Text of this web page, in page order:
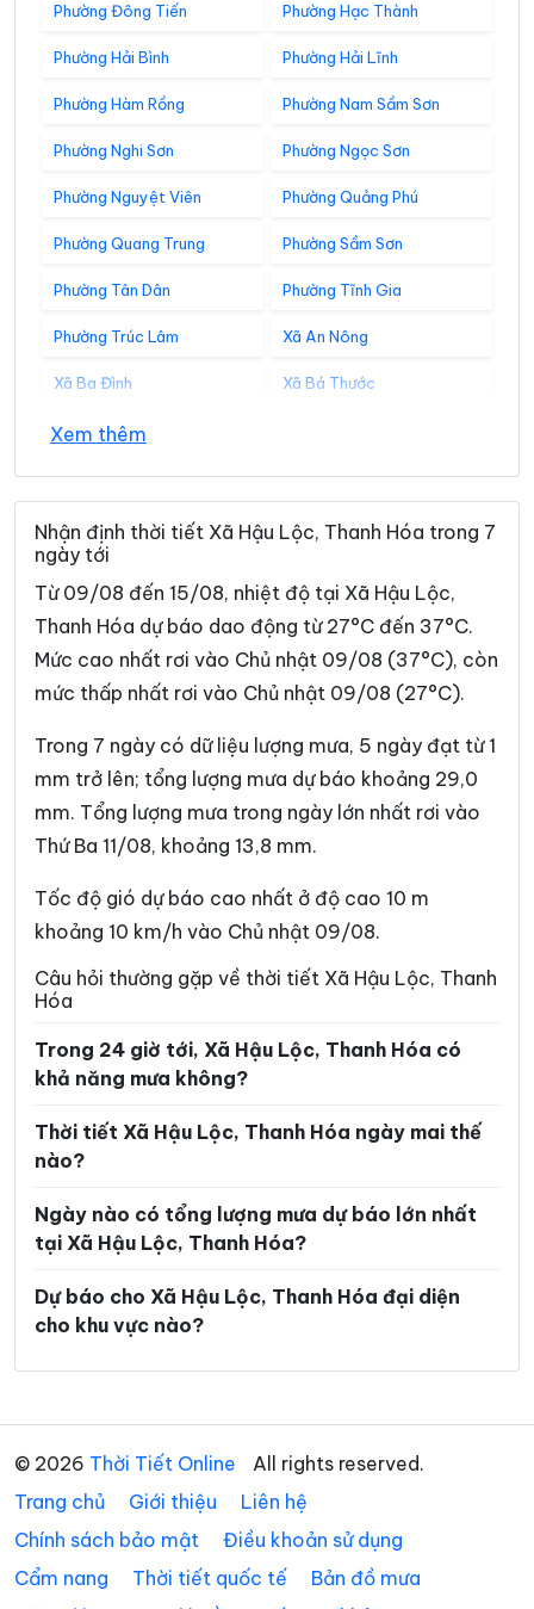
Phường Đông Tiến Phường Hạc Thành
Phường Hải Bình Phường Hải Lĩnh
Phường Hàm Rồng Phường Nam Sầm Sơn
Phường Nghi Sơn Phường Ngọc Sơn
Phường Nguyệt Viên Phường Quảng Phú
Phường Quang Trung Phường Sầm Sơn
Phường Tân Dân Phường Tĩnh Gia
Phường Trúc Lâm Xã An Nông
Xã Ba Đình Xã Bá Thước
Xã Bát Mọt
Xã Các Sơn Xã Cẩm Tân
Xã Cẩm Thạch Xã Cẩm Thủy
Xã Cẩm Tú
Xã Cổ Lũng Xã Công Chính
Xã Điền Lư Xã Điền Quang
Xã Định Hòa Xã Định Tân
Xã Đồng Lương Xã Đông Thành
Xã Đồng Tiến Xã Giao An
Xã Hà Long Xã Hà Trung
Xã Hiền Kiệt Xã Hồ Vương
Xã Hoa Lộc Xã Hóa Quỳ
Xã Hoằng Châu Xã Hoằng Giang
Xã Hoằng Phú
Xã Hoằng Thanh Xã Hoằng Tiến
Xã Hoạt Giang
Xã Hợp Tiến Xã Kiên Thọ
Xã Kim Tân Xã Lam Sơn
Xã Linh Sơn
Xã Minh Sơn Xã Mường Chanh
Xã Mường Lát Xã Mường Lý
Xã Mường Mìn Xã Na Mèo
Xã Nam Xuân Xã Nga An
Xem thêm
Nhận định thời tiết Xã Hậu Lộc, Thanh Hóa trong 7
ngày tới
Từ 09/08 đến 15/08, nhiệt độ tại Xã Hậu Lộc,
Thanh Hóa dự báo dao động từ 27°C đến 37°C.
Mức cao nhất rơi vào Chủ nhật 09/08 (37°C), còn
mức thấp nhất rơi vào Chủ nhật 09/08 (27°C).
Trong 7 ngày có dữ liệu lượng mưa, 5 ngày đạt từ 1
mm trở lên; tổng lượng mưa dự báo khoảng 29,0
mm. Tổng lượng mưa trong ngày lớn nhất rơi vào
Thứ Ba 11/08, khoảng 13,8 mm.
Tốc độ gió dự báo cao nhất ở độ cao 10 m
khoảng 10 km/h vào Chủ nhật 09/08.
Câu hỏi thường gặp về thời tiết Xã Hậu Lộc, Thanh
Hóa
Trong 24 giờ tới, Xã Hậu Lộc, Thanh Hóa có
khả năng mưa không?
Thời tiết Xã Hậu Lộc, Thanh Hóa ngày mai thế
nào?
Ngày nào có tổng lượng mưa dự báo lớn nhất
tại Xã Hậu Lộc, Thanh Hóa?
Dự báo cho Xã Hậu Lộc, Thanh Hóa đại diện
cho khu vực nào?
© 2026 Thời Tiết Online
All rights reserved.
Trang chủ
Giới thiệu
Liên hệ
Chính sách bảo mật
Điều khoản sử dụng
Cẩm nang
Thời tiết quốc tế
Bản đồ mưa